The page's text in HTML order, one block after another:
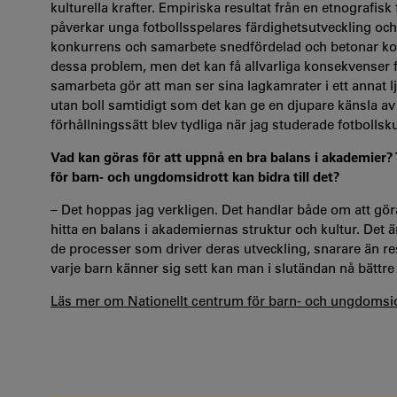
kulturella krafter. Empiriska resultat från en
påverkar unga fotbollsspelares färdighetsutveckling
konkurrens och samarbete snedfördelad och betonar
dessa problem, men det kan få allvarliga
samarbeta gör att man ser sina lagkamrater i ett annat
utan boll samtidigt som det kan ge en djupare känsla
förhållningssätt blev tydliga när jag studerade
Vad kan göras för att uppnå en bra balans i
för barn- och ungdomsidrott kan bidra till det?
– Det hoppas jag verkligen. Det handlar både om att
hitta en balans i akademiernas struktur och kultur. Det
de processer som driver deras utveckling, snarare än
varje barn känner sig sett kan man i slutändan nå
Läs mer om Nationellt centrum för barn- och